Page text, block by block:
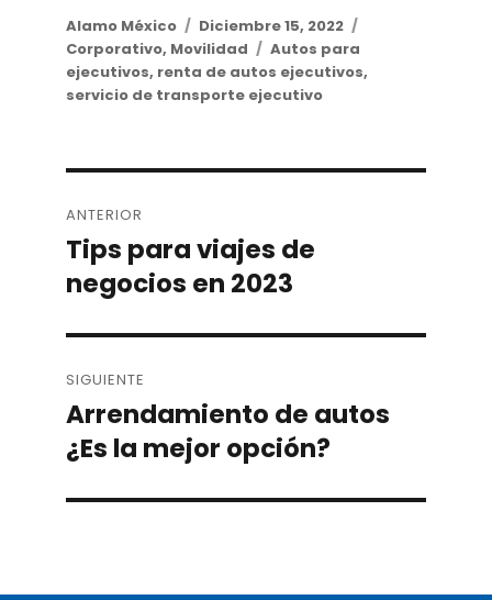
Author
Alamo México
Posted
on
Diciembre 15, 2022
Corporativo, Movilidad Tags
Autos para
ejecutivos, renta de autos ejecutivos,
servicio de transporte ejecutivo
navigation
ANTERIOR
Previous
post:
Tips para viajes de
negocios en 2023
SIGUIENTE
Next
post:
Arrendamiento de autos
¿Es la mejor opción?